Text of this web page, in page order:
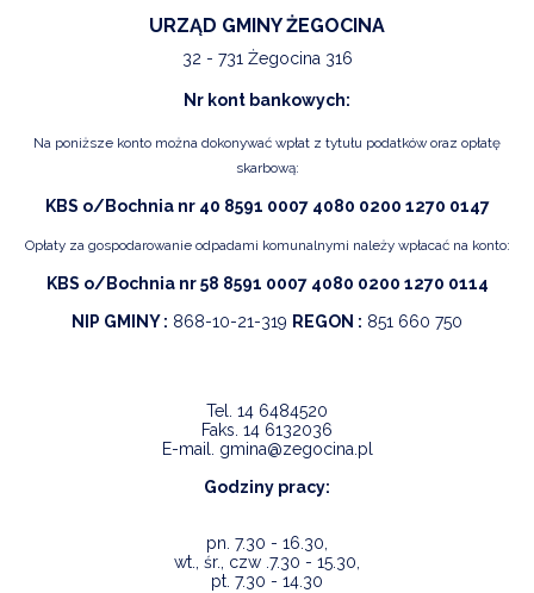
URZĄD GMINY ŻEGOCINA
32 - 731 Żegocina 316
Nr kont bankowych:
Na poniższe konto można dokonywać wpłat z tytułu podatków oraz opłatę
skarbową:
KBS o/Bochnia nr 40 8591 0007 4080 0200 1270 0147
Opłaty za gospodarowanie odpadami komunalnymi należy wpłacać na konto:
KBS o/Bochnia nr 58 8591 0007 4080 0200 1270 0114
NIP GMINY : 868-10-21-319 REGON : 851 660 750
Tel. 14 6484520
Faks. 14 6132036
E-mail. gmina@zegocina.pl
Godziny pracy:
pn. 7.30 - 16.30,
wt., śr., czw .7.30 - 15.30,
pt. 7.30 - 14.30